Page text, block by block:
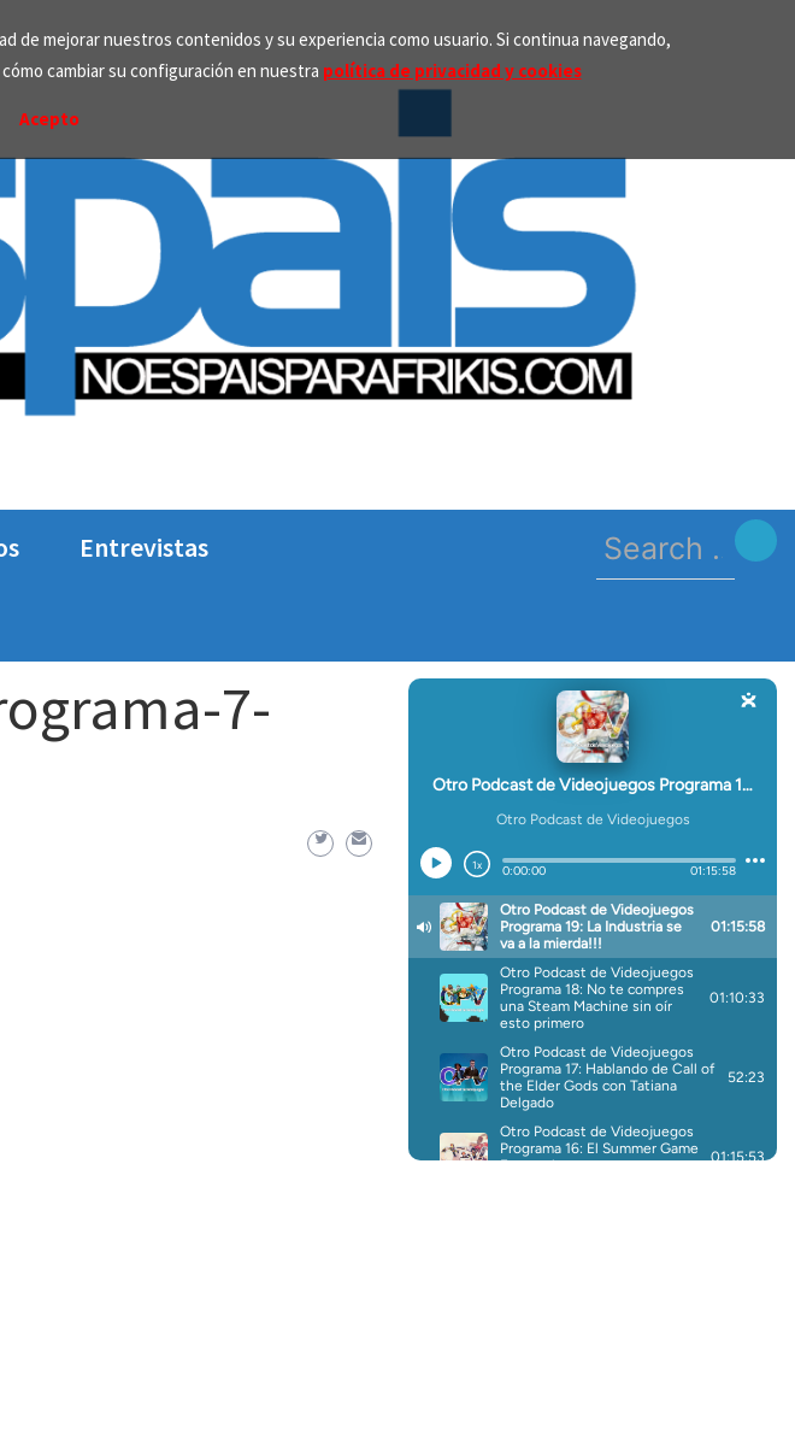
de mejorar nuestros contenidos y su experiencia como usuario. Si continua navegando,
cambiar su configuración en nuestra política de privacidad y cookies
Acepto
Entrevistas
Search
for:
7-